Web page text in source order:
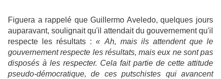
Figuera a rappelé que Guillermo Aveledo, quelques jours
auparavant, soulignait qu'il attendait du gouvernement qu'il
respecte les résultats :« Ah, mais ils attendent que le
gouvernement respecte les résultats, mais eux ne sont pas
disposés à les respecter. Cela fait partie de cette attitude
pseudo-démocratique, de ces putschistes qui avancent